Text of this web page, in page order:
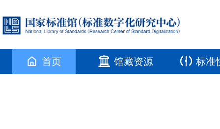
首页 馆藏资源 标准